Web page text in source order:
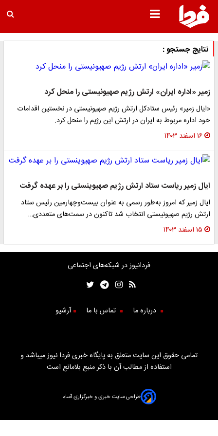
نتایج جستجو :
زمیر «اداره ایران» ارتش رژیم صهیونیستی را منحل کرد
«ایال زمیر» رئیس ستادکل ارتش رژیم صهیونیستی در نخستین اقدامات
خود اداره مربوط به ایران در ارتش این رژیم را منحل کرد.
۱۶ اسفند ۱۴۰۳
ایال زمیر ریاست ستاد ارتش رژیم صهیوینستی را بر عهده گرفت
ایال زمیر که امروز به‌طور رسمی به عنوان بیست‌وچهارمین رئیس ستاد
ارتش رژیم صهیونیستی انتخاب شد تاکنون در سمت‌های متعددی…
۱۵ اسفند ۱۴۰۳
فردانیوز در شبکه‌های اجتماعی
درباره ما تماس با ما آرشیو
تمامی حقوق این سایت متعلق به پایگاه خبری فردا نیوز میباشد و
استفاده از مطالب آن با ذکر منبع بلامانع است
طراحی سایت خبری و خبرگزاری آسام